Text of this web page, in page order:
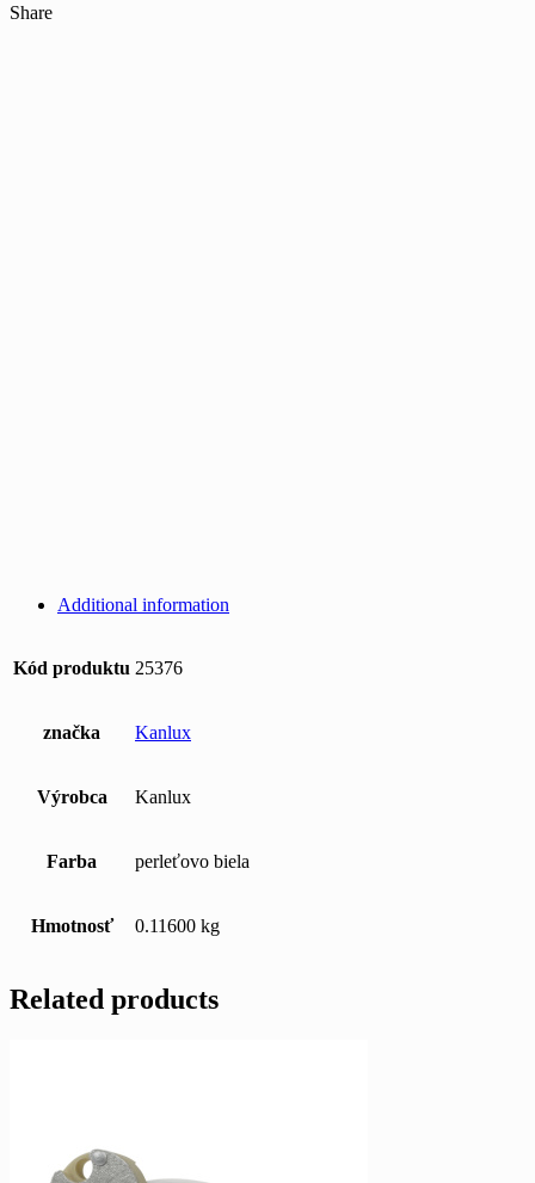
Share
Additional information
Kód produktu 25376
značka Kanlux
Výrobca Kanlux
Farba perleťovo biela
Hmotnosť 0.11600 kg
Related products